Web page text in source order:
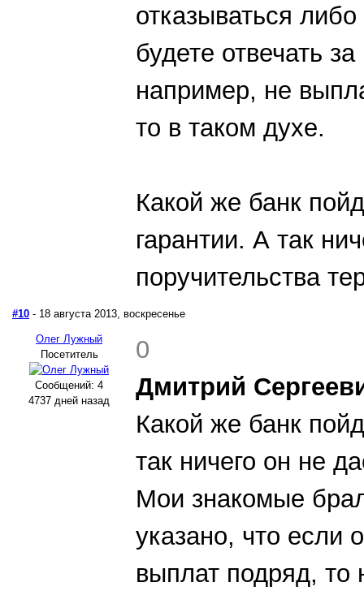
отказываться
будете отвечать
например, не
то в таком духе.
Какой же банк
гарантии. А так
поручительства
#10 - 18 августа 2013, воскресенье
Олег Лужный
Посетитель
Сообщений: 4
4737 дней назад
0
Дмитрий
Какой же банк
так ничего он не
Мои знакомые
указано, что если
выплат подряд, то